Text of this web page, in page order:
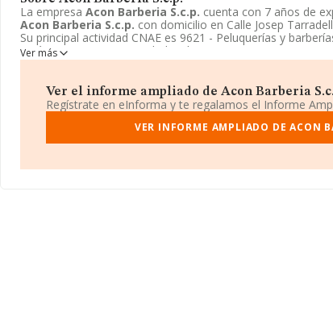
La empresa Acon Barberia S.c.p. cuenta con 7 años de
Acon Barberia S.c.p. con domicilio en Calle Josep
Su principal actividad CNAE es 9621 - Peluquerías y
está inscrita como Sociedad civil.
Ver más
Ver el informe ampliado de Acon Barberia
Regístrate en eInforma y te regalamos el Informe
VER INFORME AMPLIADO DE ACON